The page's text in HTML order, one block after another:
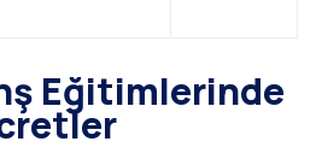
Eğitimlerinde